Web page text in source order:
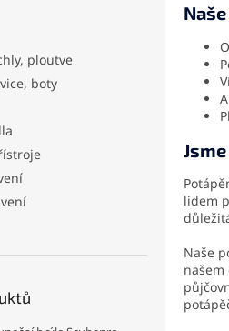
ploutve
boty
lidem
Naše